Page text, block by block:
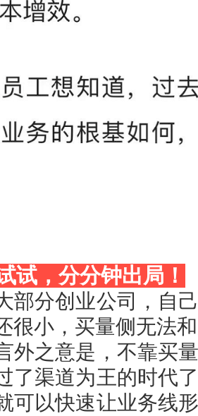
试，分分钟出局！
部分创业公司，自
很小，买量侧无法
外之意是，不靠买
了渠道为王的时代
可以快速让业务线